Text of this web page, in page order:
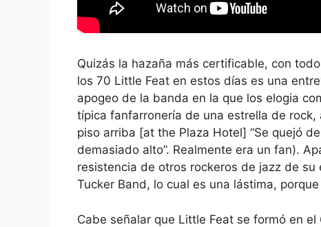
Quizás la hazaña más certificable, con
los 70 Little Feat en estos días es una
apogeo de la banda en la que los elogia
típica fanfarronería de una estrella de
piso arriba [at the Plaza Hotel] “Se quejó
demasiado alto”. Realmente era un fan).
resistencia de otros rockeros de jazz de
Tucker Band, lo cual es una lástima,
Cabe señalar que Little Feat se formó en